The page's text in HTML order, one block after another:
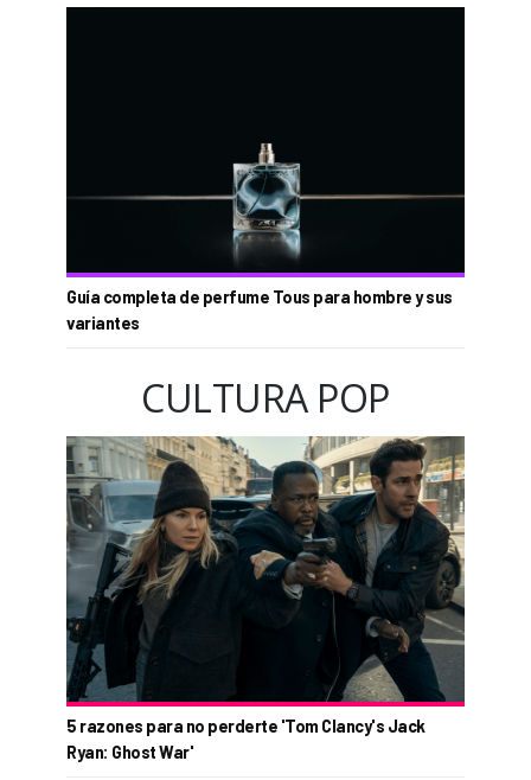
Guía completa de perfume Tous para hombre y sus
variantes
CULTURA POP
5 razones para no perderte 'Tom Clancy's Jack
Ryan: Ghost War'